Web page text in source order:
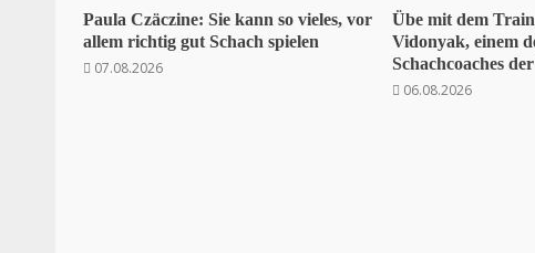
Paula Czäczine: Sie kann so vieles, vor
allem richtig gut Schach spielen
07.08.2026
Übe mit dem
Vidonyak, einem
Schachcoaches
06.08.2026